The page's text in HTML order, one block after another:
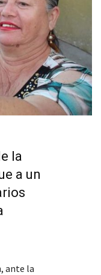
la
a un
ante la